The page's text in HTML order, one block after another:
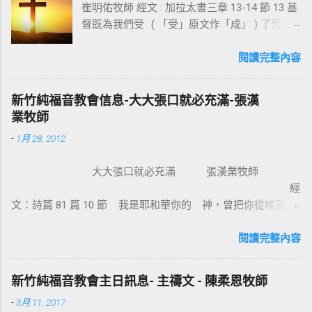
崔明佑牧師 經文 : 加拉太書三章 13-14 節 13 基
督既為我們受 ( 「受」原文作「成」 ) 了咒
著：「凡掛在木頭上都是被咒詛的。」 14 這
人，使我們因信得著所應許的聖靈。 基督教
信仰的核心是十字架，不管我們的知識理念如
穌基督並祂釘十字架，我不傳別的。今天我們
所需要的，就是耶穌基督並祂釘十字架。保羅
說耶穌基督就是神的智慧、神的能力，我們是
基督裡，他就是新造的人，舊事已過，都變成
新的了。 在基督裡成為新造的人有兩個意義：
一是修理舊的，使它能像新的一樣；二是把舊
的全部拆毀，再重新建立，根本上就完全改
閱讀完整內容
新竹純福音教會信息-大大張口就必充滿-張漢
業牧師
- 1月 28, 2012
大大張口就必充滿 張漢業牧師
經
文：詩篇 81 篇 10 節 我是耶和華你的 神，曾把你從埃及地
張口？因為我們要得著救恩、恩典、醫治和救贖。耶穌把撒瑪
知我素來所行的一切。她就到城裏跟眾人作見證：「這位耶
穌，祂把我素來所行的，都說出來了」。彼得和約翰到美門
口，看見一位生來瘸腿的，彼得說：【 金和銀我都没有，只把
閱讀完整內容
新竹純福音教會主日訊息- 主禱文 - 陳柔恩牧師
-3月 11, 2017